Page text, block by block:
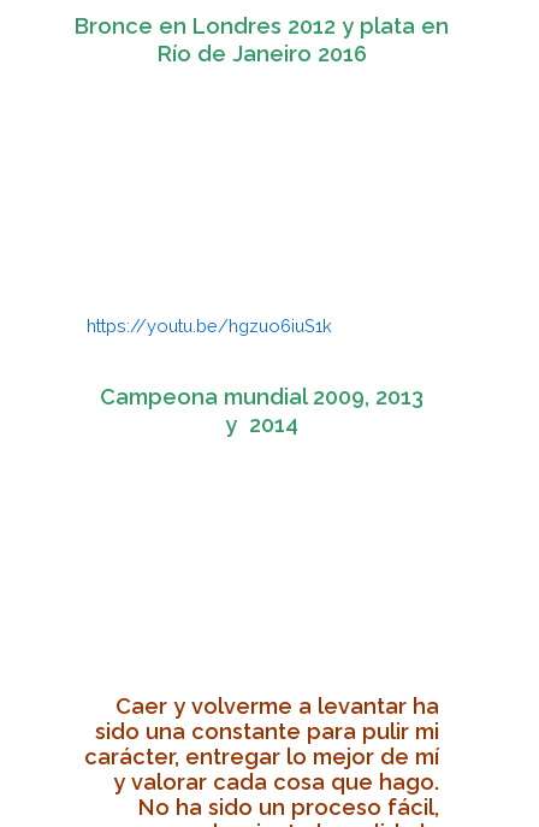
Bronce en Londres 2012 y plata en
Río de Janeiro 2016
https://youtu.be/hgzuo6iuS1k
Campeona mundial 2009, 2013
y 2014
Caer y volverme a levantar ha
sido una constante para pulir mi
carácter, entregar lo mejor de mí
y valorar cada cosa que hago.
No ha sido un proceso fácil,